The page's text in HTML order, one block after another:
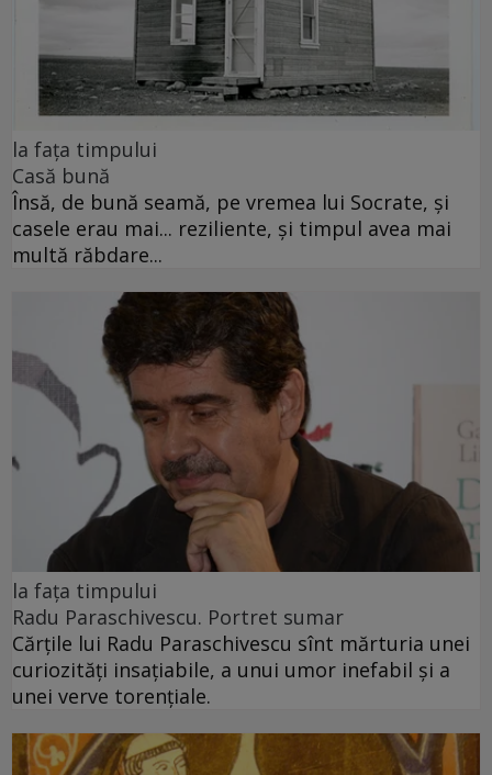
la fața timpului
Casă bună
Însă, de bună seamă, pe vremea lui Socrate, și
casele erau mai... reziliente, și timpul avea mai
multă răbdare...
la fața timpului
Radu Paraschivescu. Portret sumar
Cărţile lui Radu Paraschivescu sînt mărturia unei
curiozităţi insaţiabile, a unui umor inefabil şi a
unei verve torenţiale.